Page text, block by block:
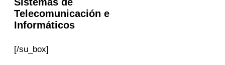
Telecomunicación e
Informáticos
[/su_box]